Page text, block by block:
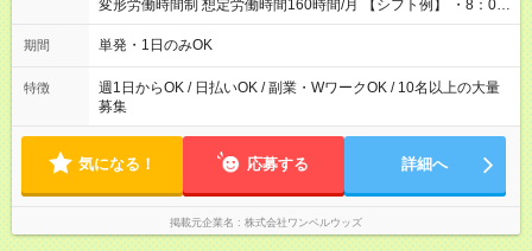
変形労働時間制 想定労働時間160時間/月 【シフト例】 ・8：00
～21：00
期間 単発・1日のみOK
特徴
週1日からOK / 日払いOK / 副業・WワークOK / 10名以上の大量
募集
気になる！ 応募する 詳細へ
掲載元企業名 株式会社ワンベルウッズ